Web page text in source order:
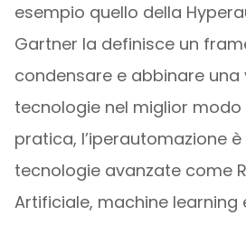
esempio quello della
Gartner la definisce un
condensare e abbinare
tecnologie nel miglior modo
pratica, l’iperautomazione è
tecnologie avanzate come
Artificiale, machine learning